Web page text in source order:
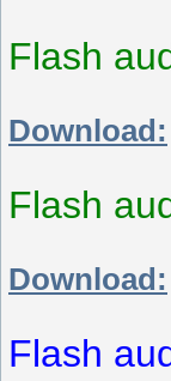
Flash
Download:
Flash
Download:
Flash